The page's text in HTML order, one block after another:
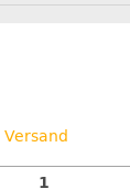
Versand